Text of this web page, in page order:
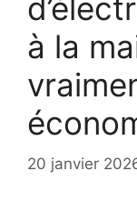
à la
20 janvier